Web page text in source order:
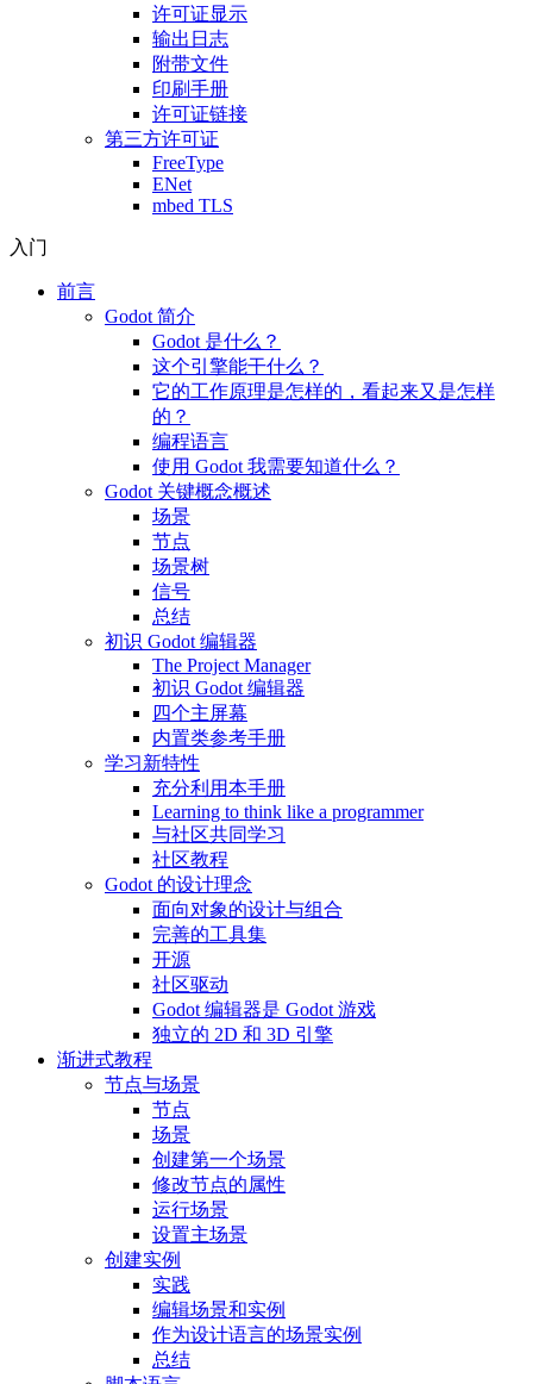
许可证显示
输出日志
附带文件
印刷手册
许可证链接
第三方许可证
FreeType
ENet
mbed TLS
入门
前言
Godot 简介
Godot 是什么？
这个引擎能干什么？
它的工作原理是怎样的，看起来又是怎样
的？
编程语言
使用 Godot 我需要知道什么？
Godot 关键概念概述
场景
节点
场景树
信号
总结
初识 Godot 编辑器
The Project Manager
初识 Godot 编辑器
四个主屏幕
内置类参考手册
学习新特性
充分利用本手册
Learning to think like a programmer
与社区共同学习
社区教程
Godot 的设计理念
面向对象的设计与组合
完善的工具集
开源
社区驱动
Godot 编辑器是 Godot 游戏
独立的 2D 和 3D 引擎
渐进式教程
节点与场景
节点
场景
创建第一个场景
修改节点的属性
运行场景
设置主场景
创建实例
实践
编辑场景和实例
作为设计语言的场景实例
总结